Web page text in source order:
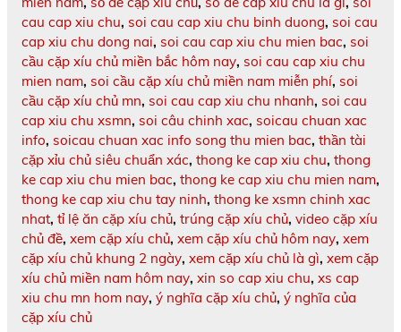
cau cap xiu chu, soi cau cap xiu chu binh duong, soi cau
cap xiu chu dong nai, soi cau cap xiu chu mien bac, soi
cầu cặp xíu chủ miền bắc hôm nay, soi cau cap xiu chu
mien nam, soi cầu cặp xíu chủ miền nam miễn phí, soi
cầu cặp xíu chủ mn, soi cau cap xiu chu nhanh, soi cau
cap xiu chu xsmn, soi câu chinh xac, soicau chuan xac
info, soicau chuan xac info song thu mien bac, thần tài
cặp xỉu chủ siêu chuẩn xác, thong ke cap xiu chu, thong
ke cap xiu chu mien bac, thong ke cap xiu chu mien nam,
thong ke cap xiu chu tay ninh, thong ke xsmn chinh xac
nhat, tỉ lệ ăn cặp xíu chủ, trúng cặp xíu chủ, video cặp xíu
chủ đề, xem cặp xíu chủ, xem cặp xíu chủ hôm nay, xem
cặp xíu chủ khung 2 ngày, xem cặp xíu chủ là gì, xem cặp
xíu chủ miền nam hôm nay, xin so cap xiu chu, xs cap
xiu chu mn hom nay, ý nghĩa cặp xíu chủ, ý nghĩa của
cặp xíu chủ